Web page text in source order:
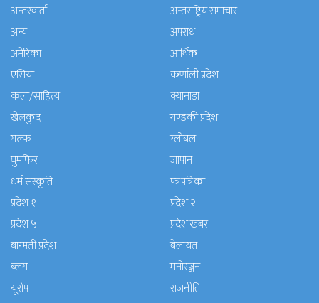
अन्तरवार्ता
अन्तराष्ट्रिय समाचार
अन्य
अपराध
अमेरिका
आर्थिक
एसिया
कर्णाली प्रदेश
कला/साहित्य
क्यानाडा
खेलकुद
गण्डकी प्रदेश
गल्फ
ग्लोबल
घुमफिर
जापान
धर्म संस्कृति
पत्रपत्रिका
प्रदेश १
प्रदेश २
प्रदेश ५
प्रदेश खबर
बाग्मती प्रदेश
बेलायत
ब्लग
मनाेरञ्जन
यूरोप
राजनीति